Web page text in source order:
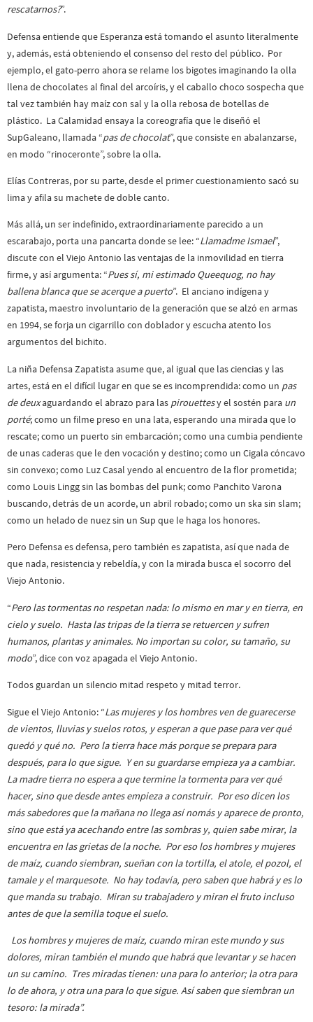
rescatarnos?”.
Defensa entiende que Esperanza está tomando el asunto literalmente
y, además, está obteniendo el consenso del resto del público. Por
ejemplo, el gato-perro ahora se relame los bigotes imaginando la olla
llena de chocolates al final del arcoíris, y el caballo choco sospecha que
tal vez también hay maíz con sal y la olla rebosa de botellas de
plástico. La Calamidad ensaya la coreografía que le diseñó el
SupGaleano, llamada “pas de chocolat”, que consiste en abalanzarse,
en modo “rinoceronte”, sobre la olla.
Elías Contreras, por su parte, desde el primer cuestionamiento sacó su
lima y afila su machete de doble canto.
Más allá, un ser indefinido, extraordinariamente parecido a un
escarabajo, porta una pancarta donde se lee: “Llamadme Ismael”,
discute con el Viejo Antonio las ventajas de la inmovilidad en tierra
firme, y así argumenta: “Pues sí, mi estimado Queequog, no hay
ballena blanca que se acerque a puerto”. El anciano indígena y
zapatista, maestro involuntario de la generación que se alzó en armas
en 1994, se forja un cigarrillo con doblador y escucha atento los
argumentos del bichito.
La niña Defensa Zapatista asume que, al igual que las ciencias y las
artes, está en el difícil lugar en que se es incomprendida: como un pas
de deuxaguardando el abrazo para las pirouettesy el sostén para un
porté; como un filme preso en una lata, esperando una mirada que lo
rescate; como un puerto sin embarcación; como una cumbia pendiente
de unas caderas que le den vocación y destino; como un Cigala cóncavo
sin convexo; como Luz Casal yendo al encuentro de la flor prometida;
como Louis Lingg sin las bombas del punk; como Panchito Varona
buscando, detrás de un acorde, un abril robado; como un ska sin slam;
como un helado de nuez sin un Sup que le haga los honores.
Pero Defensa es defensa, pero también es zapatista, así que nada de
que nada, resistencia y rebeldía, y con la mirada busca el socorro del
Viejo Antonio.
“Pero las tormentas no respetan nada: lo mismo en mar y en tierra, en
cielo y suelo. Hasta las tripas de la tierra se retuercen y sufren
humanos, plantas y animales. No importan su color, su tamaño, su
modo”, dice con voz apagada el Viejo Antonio.
Todos guardan un silencio mitad respeto y mitad terror.
Sigue el Viejo Antonio: “Las mujeres y los hombres ven de guarecerse
de vientos, lluvias y suelos rotos, y esperan a que pase para ver qué
quedó y qué no. Pero la tierra hace más porque se prepara para
después, para lo que sigue. Y en su guardarse empieza ya a cambiar.
La madre tierra no espera a que termine la tormenta para ver qué
hacer, sino que desde antes empieza a construir. Por eso dicen los
más sabedores que la mañana no llega así nomás y aparece de pronto,
sino que está ya acechando entre las sombras y, quien sabe mirar, la
encuentra en las grietas de la noche. Por eso los hombres y mujeres
de maíz, cuando siembran, sueñan con la tortilla, el atole, el pozol, el
tamale y el marquesote. No hay todavía, pero saben que habrá y es lo
que manda su trabajo. Miran su trabajadero y miran el fruto incluso
antes de que la semilla toque el suelo.
Los hombres y mujeres de maíz, cuando miran este mundo y sus
dolores, miran también el mundo que habrá que levantar y se hacen
un su camino. Tres miradas tienen: una para lo anterior; la otra para
lo de ahora, y otra una para lo que sigue. Así saben que siembran un
tesoro: la mirada”.